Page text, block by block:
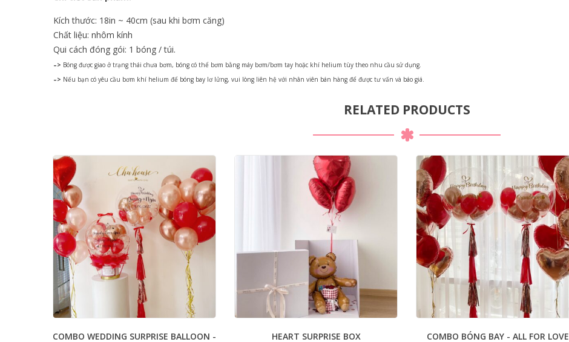
Kích thước: 18in ~ 40cm (sau khi bơm căng)
Chất liệu: nhôm kính
Qui cách đóng gói: 1 bóng / túi.
–> Bóng được giao ở trạng thái chưa bơm, bóng có thể bơm bằng máy bơm/bơm tay hoặc khí helium tùy theo nhu cầu sử dụng.
–> Nếu bạn có yêu cầu bơm khí helium để bóng bay lơ lửng, vui lòng liên hệ với nhân viên bán hàng để được tư vấn và báo giá.
RELATED PRODUCTS
COMBO WEDDING SURPRISE BALLOON -
HEART SURPRISE BOX COMBO BÓNG BAY - ALL FOR LOVE